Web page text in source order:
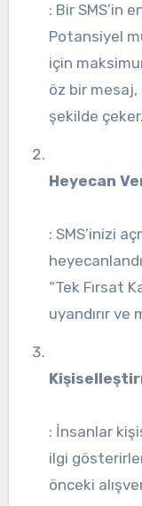
: Bir SMS’in
Potansiyel
için
öz bir
şekilde çeker.
Heyecan
: SMS’inizi
“Tek Fırsat
uyandırır ve
: İnsanlar
ilgi
önceki